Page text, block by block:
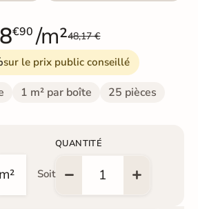
€90 /m²48,17 €
sur le prix public conseillé
1 m² par boîte 25 pièces
m² Soit
QUANTITÉ